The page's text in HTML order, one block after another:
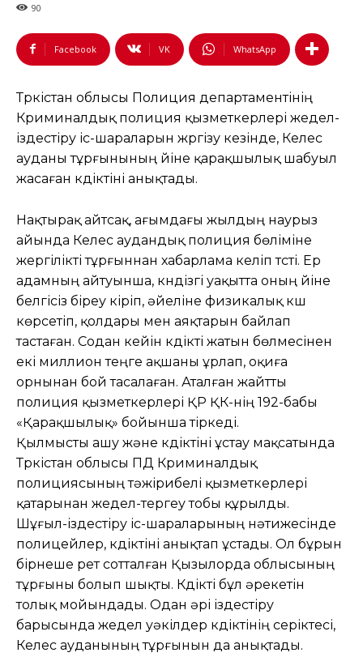
90
Facebook VK WhatsApp
Түркістан облысы Полиция департаментінің
Криминалдық полиция қызметкерлері жедел-
іздестіру іс-шараларын жүргізу кезінде, Келес
ауданы тұрғынының үйіне қарақшылық шабуыл
жасаған күдіктіні анықтады.
Нақтырақ айтсақ, ағымдағы жылдың наурыз
айында Келес аудандық полиция бөліміне
жергілікті тұрғыннан хабарлама келіп түсті. Ер
адамның айтуынша, күндізгі уақытта оның үйіне
белгісіз біреу кіріп, әйеліне физикалық күш
көрсетіп, қолдары мен аяқтарын байлап
тастаған. Содан кейін күдікті жатын бөлмесінен
екі миллион теңге ақшаны ұрлап, оқиға
орнынан бой тасалаған. Аталған жайтты
полиция қызметкерлері ҚР ҚК-нің 192-бабы
«Қарақшылық» бойынша тіркеді.
Қылмысты ашу және күдіктіні ұстау мақсатында
Түркістан облысы ПД Криминалдық
полициясының тәжірибелі қызметкерлері
қатарынан жедел-тергеу тобы құрылды.
Шұғыл-іздестіру іс-шараларының нәтижесінде
полицейлер, күдіктіні анықтап ұстады. Ол бұрын
бірнеше рет сотталған Қызылорда облысының
тұрғыны болып шықты. Күдікті бұл әрекетін
толық мойындады. Одан әрі іздестіру
барысында жедел уәкілдер күдіктінің серіктесі,
Келес ауданының тұрғынын да анықтады.